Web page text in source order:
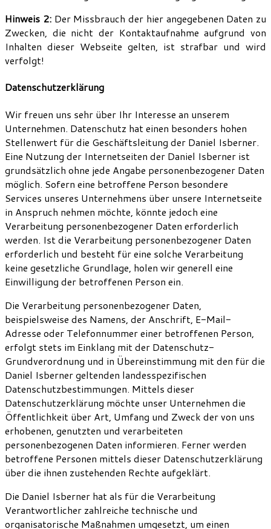
Hinweis 2:Der Missbrauch der hier angegebenen Daten zu
Zwecken, die nicht der Kontaktaufnahme aufgrund von
Inhalten dieser Webseite gelten, ist strafbar und wird
verfolgt!
Datenschutzerklärung
Wir freuen uns sehr über Ihr Interesse an unserem
Unternehmen. Datenschutz hat einen besonders hohen
Stellenwert für die Geschäftsleitung der Daniel Isberner.
Eine Nutzung der Internetseiten der Daniel Isberner ist
grundsätzlich ohne jede Angabe personenbezogener Daten
möglich. Sofern eine betroffene Person besondere
Services unseres Unternehmens über unsere Internetseite
in Anspruch nehmen möchte, könnte jedoch eine
Verarbeitung personenbezogener Daten erforderlich
werden. Ist die Verarbeitung personenbezogener Daten
erforderlich und besteht für eine solche Verarbeitung
keine gesetzliche Grundlage, holen wir generell eine
Einwilligung der betroffenen Person ein.
Die Verarbeitung personenbezogener Daten,
beispielsweise des Namens, der Anschrift, E-Mail-
Adresse oder Telefonnummer einer betroffenen Person,
erfolgt stets im Einklang mit der Datenschutz-
Grundverordnung und in Übereinstimmung mit den für die
Daniel Isberner geltenden landesspezifischen
Datenschutzbestimmungen. Mittels dieser
Datenschutzerklärung möchte unser Unternehmen die
Öffentlichkeit über Art, Umfang und Zweck der von uns
erhobenen, genutzten und verarbeiteten
personenbezogenen Daten informieren. Ferner werden
betroffene Personen mittels dieser Datenschutzerklärung
über die ihnen zustehenden Rechte aufgeklärt.
Die Daniel Isberner hat als für die Verarbeitung
Verantwortlicher zahlreiche technische und
organisatorische Maßnahmen umgesetzt, um einen